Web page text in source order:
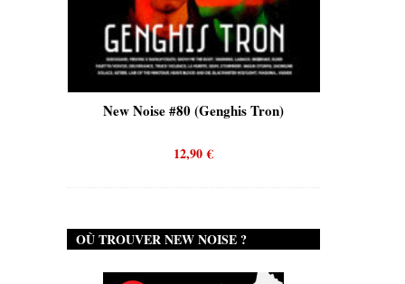
New Noise #80 (Genghis Tron)
12,90€
OÙ TROUVER NEW NOISE ?